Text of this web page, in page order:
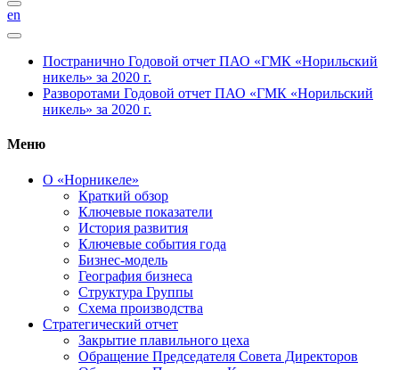
en
Постранично Годовой отчет ПАО «ГМК «Норильский
никель» за 2020 г.
Разворотами Годовой отчет ПАО «ГМК «Норильский
никель» за 2020 г.
Меню
О «Норникеле»
Краткий обзор
Ключевые показатели
История развития
Ключевые события года
Бизнес-модель
География бизнеса
Структура Группы
Схема производства
Стратегический отчет
Закрытие плавильного цеха
Обращение Председателя Совета Директоров